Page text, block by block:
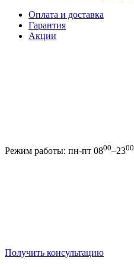
Оплата и доставка
Гарантия
Акции
Режим работы: пн-пт 0800–2300
Получить консультацию